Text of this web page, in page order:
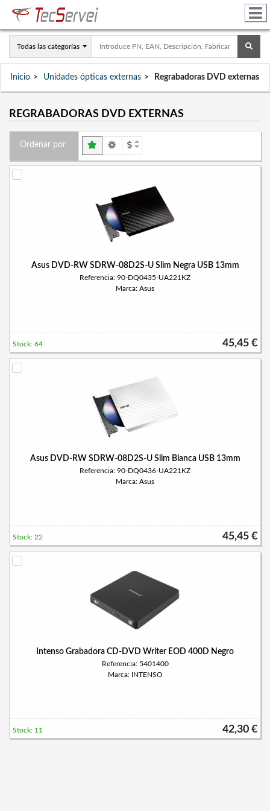
Todas las categorías
Inicio Unidades ópticas externas Regrabadoras DVD externas
REGRABADORAS DVD EXTERNAS
Ordenar por
Asus DVD-RW SDRW-08D2S-U Slim Negra USB 13mm
Referencia: 90-DQ0435-UA221KZ
Marca: Asus
45,45 €
Stock: 64
Asus DVD-RW SDRW-08D2S-U Slim Blanca USB 13mm
Referencia: 90-DQ0436-UA221KZ
Marca: Asus
45,45 €
Stock: 22
Intenso Grabadora CD-DVD Writer EOD 400D Negro
Referencia: 5401400
Marca: INTENSO
42,30 €
Stock: 11